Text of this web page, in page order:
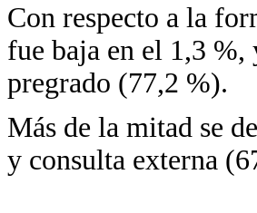
Con respecto a la
fue baja en el 1,3 %,
pregrado (77,2 %).
Más de la mitad se
y consulta externa